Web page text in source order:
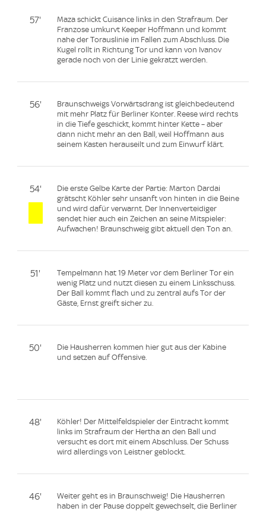
57'
Maza schickt Cuisance links in den Strafraum. Der
Franzose umkurvt Keeper Hoffmann und kommt
nahe der Torauslinie im Fallen zum Abschluss. Die
Kugel rollt in Richtung Tor und kann von Ivanov
gerade noch von der Linie gekratzt werden.
56'
Braunschweigs Vorwärtsdrang ist gleichbedeutend
mit mehr Platz für Berliner Konter. Reese wird rechts
in die Tiefe geschickt, kommt hinter Kette – aber
dann nicht mehr an den Ball, weil Hoffmann aus
seinem Kasten herauseilt und zum Einwurf klärt.
54'
Die erste Gelbe Karte der Partie: Marton Dardai
grätscht Köhler sehr unsanft von hinten in die Beine
und wird dafür verwarnt. Der Innenverteidiger
sendet hier auch ein Zeichen an seine Mitspieler:
Aufwachen! Braunschweig gibt aktuell den Ton an.
51'
Tempelmann hat 19 Meter vor dem Berliner Tor ein
wenig Platz und nutzt diesen zu einem Linksschuss.
Der Ball kommt flach und zu zentral aufs Tor der
Gäste, Ernst greift sicher zu.
50'
Die Hausherren kommen hier gut aus der Kabine
und setzen auf Offensive.
48'
Köhler! Der Mittelfeldspieler der Eintracht kommt
links im Strafraum der Hertha an den Ball und
versucht es dort mit einem Abschluss. Der Schuss
wird allerdings von Leistner geblockt.
46'
Weiter geht es in Braunschweig! Die Hausherren
haben in der Pause doppelt gewechselt, die Berliner